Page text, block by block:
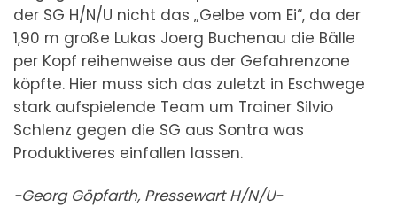
der SG H/N/U nicht das „Gelbe vom Ei“, da der
1,90 m große Lukas Joerg Buchenau die Bälle
per Kopf reihenweise aus der Gefahrenzone
köpfte. Hier muss sich das zuletzt in Eschwege
stark aufspielende Team um Trainer Silvio
Schlenz gegen die SG aus Sontra was
Produktiveres einfallen lassen.
-Georg Göpfarth, Pressewart H/N/U-